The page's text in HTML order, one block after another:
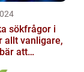
sökfrågor i
allt vanligare,
att